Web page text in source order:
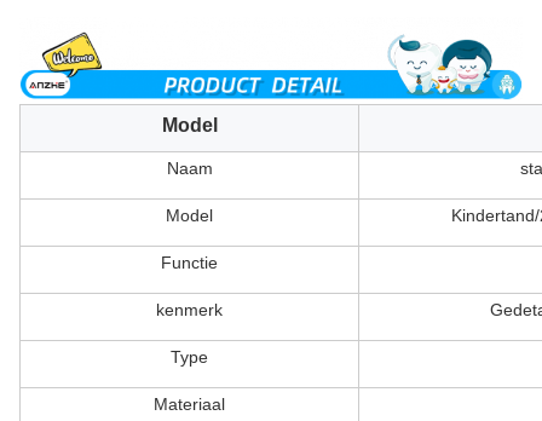
Model
Naam
Model
Functie
kenmerk
Type
Materiaal